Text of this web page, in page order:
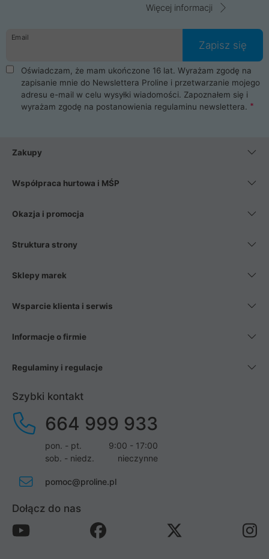
komunikacja ze sklepem komputerowym ProLine jest
danych osobowych. Dlatego zakup notebooka albo laptopa w
ProLine to czysta przyjemność i pełne bezpieczeństwo.
Zaopatrzysz się u nas w akcesoria i części komputerowe
takie jak procesory, karty graficzne, płyty główne, pamięci,
dyski SSD, M.2 oraz HDD. Nasi pracownicy pomogą Ci wybrać
najlepszy zasilacz komputerowy oraz obudowę do komputera.
Poza komputerami mamy również najlepsze na rynku
Smartfony takich producentów jak Xiaomi, Apple, Samsung i
wentylatory. Na koniec mając już to wszystko, możesz
Więcej informacji
Email
Zapisz się
Oświadczam, że mam ukończone 16 lat. Wyrażam zgodę na
zapisanie mnie do Newslettera Proline i przetwarzanie mojego
adresu e-mail w celu wysyłki wiadomości. Zapoznałem się i
wyrażam zgodę na postanowienia regulaminu newslettera.
Zakupy
Współpraca hurtowa i MŚP
Okazja i promocja
Struktura strony
Sklepy marek
Wsparcie klienta i serwis
Informacje o firmie
Regulaminy i regulacje
Szybki kontakt
664 999 933
pon. - pt.
9:00 - 17:00
sob. - niedz.
nieczynne
pomoc@proline.pl
Dołącz do nas